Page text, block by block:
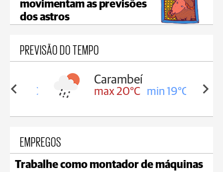
movimentam as previsões
dos astros
PREVISÃO DO TEMPO
19°C
Carambeí
max 20°C min 19°C
EMPREGOS
Trabalhe como montador de máquinas